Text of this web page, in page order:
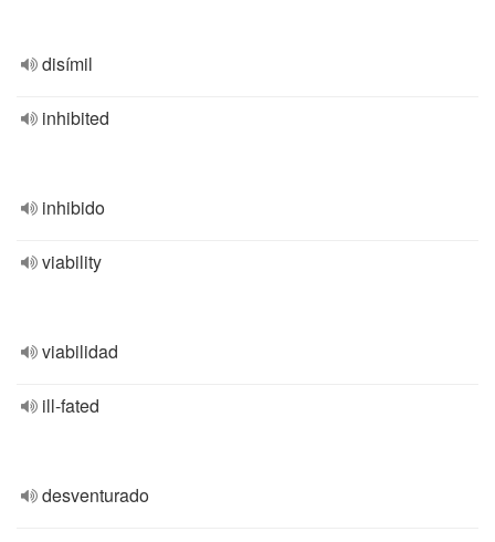
disímil
inhibited
inhibido
viability
viabilidad
ill-fated
desventurado